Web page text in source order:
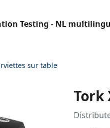
Testing - NL
sur table
Tork